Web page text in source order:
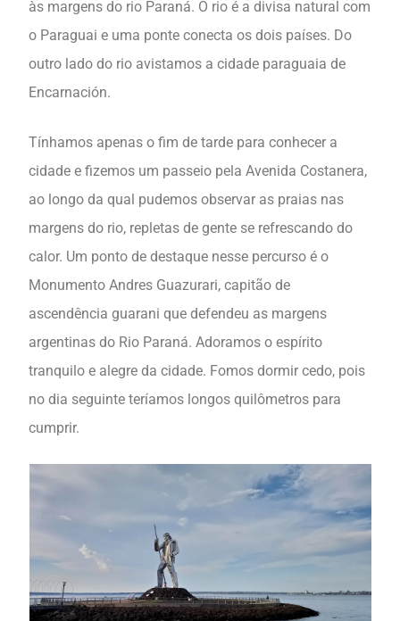
às margens do rio Paraná. O rio é a divisa natural com
o Paraguai e uma ponte conecta os dois países. Do
outro lado do rio avistamos a cidade paraguaia de
Encarnación.
Tínhamos apenas o fim de tarde para conhecer a
cidade e fizemos um passeio pela Avenida Costanera,
ao longo da qual pudemos observar as praias nas
margens do rio, repletas de gente se refrescando do
calor. Um ponto de destaque nesse percurso é o
Monumento Andres Guazurari, capitão de
ascendência guarani que defendeu as margens
argentinas do Rio Paraná. Adoramos o espírito
tranquilo e alegre da cidade. Fomos dormir cedo, pois
no dia seguinte teríamos longos quilômetros para
cumprir.